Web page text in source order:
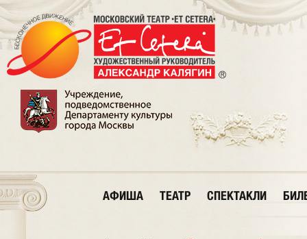
АФИША ТЕАТР СПЕКТАКЛИ